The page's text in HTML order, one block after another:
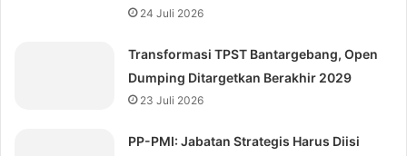
24 Juli 2026
Transformasi TPST Bantargebang, Open
Dumping Ditargetkan Berakhir 2029
23 Juli 2026
⁠PP-PMI: Jabatan Strategis Harus Diisi